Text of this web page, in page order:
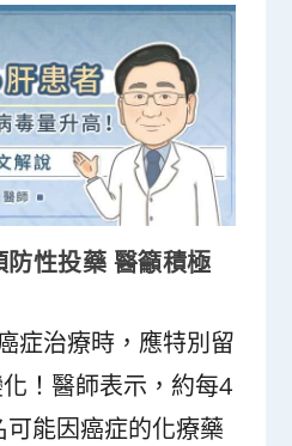
性投藥 醫籲積極
症治療時，應特別留
！醫師表示，約每4
能因癌症的化療藥